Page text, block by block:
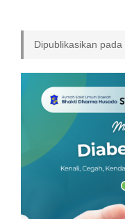
Dipublikasikan pada